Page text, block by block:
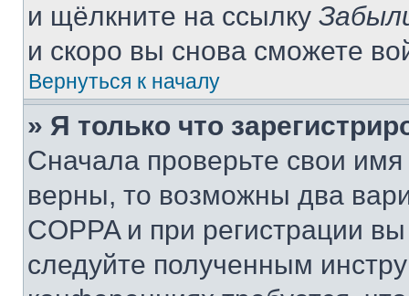
и щёлкните на ссылку
и скоро вы снова сможете
Вернуться к началу
» Я только что
Сначала проверьте свои
верны, то возможны два
COPPA и при регистрации
следуйте полученным